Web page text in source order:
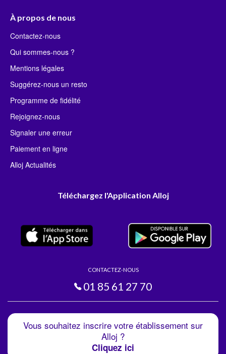
À propos de nous
Contactez-nous
Qui sommes-nous ?
Mentions légales
Suggérez-nous un resto
Programme de fidélité
Rejoignez-nous
Signaler une erreur
Paiement en ligne
Alloj Actualités
Téléchargez l'Application Alloj
CONTACTEZ-NOUS
01 85 61 27 70
Vous souhaitez inscrire votre établissement sur
Alloj ?
Cliquez ici